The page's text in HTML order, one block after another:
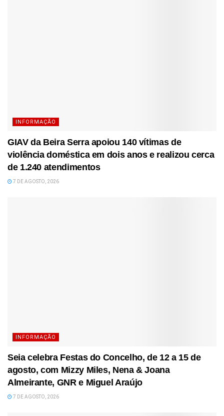
INFORMAÇÃO
GIAV da Beira Serra apoiou 140 vítimas de
violência doméstica em dois anos e realizou cerca
de 1.240 atendimentos
7 DE AGOSTO, 2026
INFORMAÇÃO
Seia celebra Festas do Concelho, de 12 a 15 de
agosto, com Mizzy Miles, Nena & Joana
Almeirante, GNR e Miguel Araújo
7 DE AGOSTO, 2026